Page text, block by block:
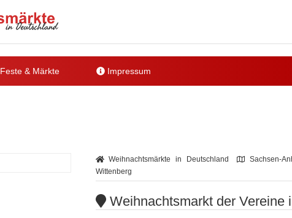
Feste & Märkte Impressum
Weihnachtsmärkte in Deutschland Sachsen-
Wittenberg
Weihnachtsmarkt der Vereine